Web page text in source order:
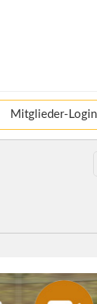
Mitglieder-Login